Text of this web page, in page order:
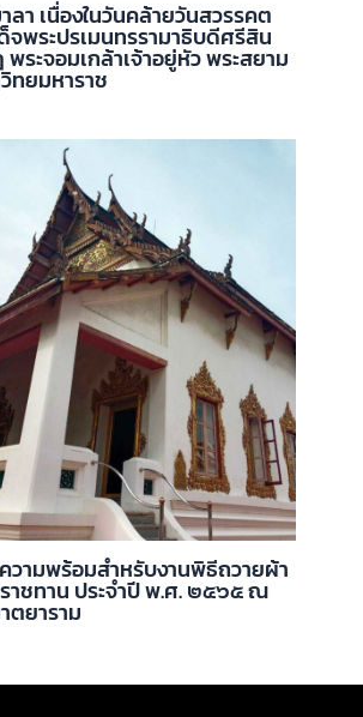
ลา เนื่องในวันคล้ายวันสวรรคต
จพระปรเมนทรรามาธิบดีศรีสิน
ระจอมเกล้าเจ้าอยู่หัว พระสยาม
ทยมหาราช
วามพร้อมสำหรับงานพิธีถวายผ้า
าชทาน ประจำปี พ.ศ. ๒๕๖๕ ณ
ยาราม